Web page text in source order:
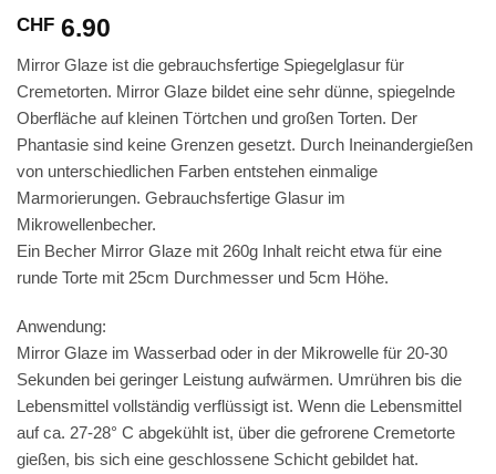
CHF 6.90
Mirror Glaze ist die gebrauchsfertige Spiegelglasur für
Cremetorten. Mirror Glaze bildet eine sehr dünne, spiegelnde
Oberfläche auf kleinen Törtchen und großen Torten. Der
Phantasie sind keine Grenzen gesetzt. Durch Ineinandergießen
von unterschiedlichen Farben entstehen einmalige
Marmorierungen. Gebrauchsfertige Glasur im
Mikrowellenbecher.
Ein Becher Mirror Glaze mit 260g Inhalt reicht etwa für eine
runde Torte mit 25cm Durchmesser und 5cm Höhe.
Anwendung:
Mirror Glaze im Wasserbad oder in der Mikrowelle für 20-30
Sekunden bei geringer Leistung aufwärmen. Umrühren bis die
Lebensmittel vollständig verflüssigt ist. Wenn die Lebensmittel
auf ca. 27-28° C abgekühlt ist, über die gefrorene Cremetorte
gießen, bis sich eine geschlossene Schicht gebildet hat.